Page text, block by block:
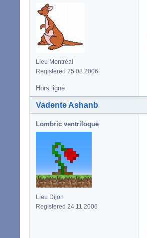
Lieu Montréal
Registered 25.08.2006
Hors ligne
Vadente Ashanb
Lombric ventriloque
Lieu Dijon
Registered 24.11.2006